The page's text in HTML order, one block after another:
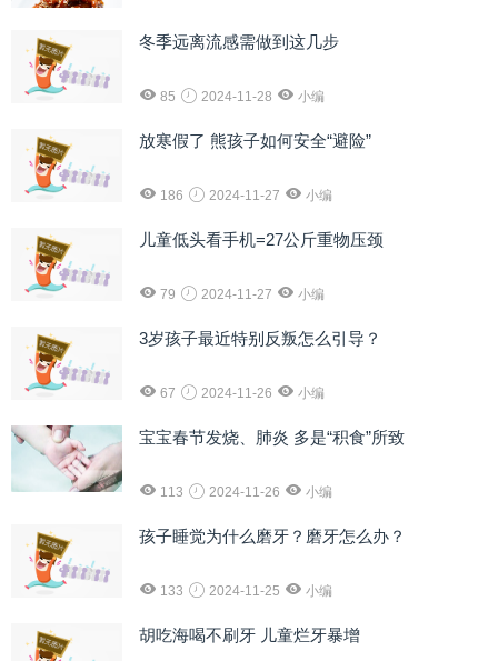
冬季远离流感需做到这几步
85 2024-11-28 小编
放寒假了 熊孩子如何安全“避险”
186 2024-11-27 小编
儿童低头看手机=27公斤重物压颈
79 2024-11-27 小编
3岁孩子最近特别反叛怎么引导？
67 2024-11-26 小编
宝宝春节发烧、肺炎 多是“积食”所致
113 2024-11-26 小编
孩子睡觉为什么磨牙？磨牙怎么办？
133 2024-11-25 小编
胡吃海喝不刷牙 儿童烂牙暴增